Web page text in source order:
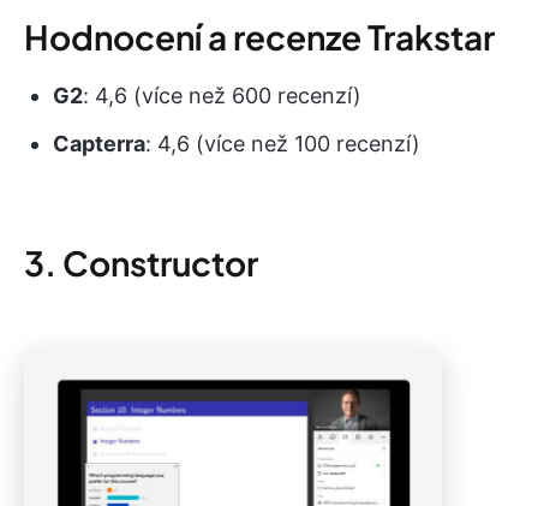
Hodnocení a recenze Trakstar
G2: 4,6 (více než 600 recenzí)
Capterra: 4,6 (více než 100 recenzí)
3. Constructor